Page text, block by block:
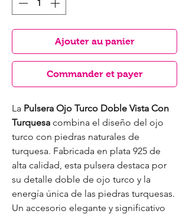
Ajouter au panier
Commander et payer
La Pulsera Ojo Turco Doble Vista Con
Turquesa combina el diseño del ojo
turco con piedras naturales de
turquesa. Fabricada en plata 925 de
alta calidad, esta pulsera destaca por
su detalle doble de ojo turco y la
energía única de las piedras turquesas.
Un accesorio elegante y significativo